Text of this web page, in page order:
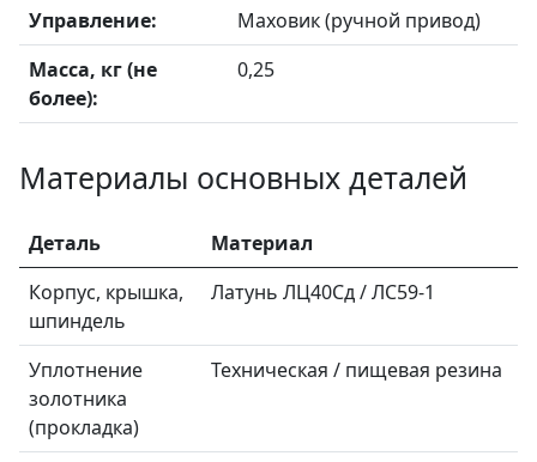
Управление:
Маховик (ручной привод)
Масса, кг (не
более):
0,25
Материалы основных деталей
Деталь
Материал
Корпус, крышка,
шпиндель
Латунь ЛЦ40Сд / ЛС59-1
Уплотнение
золотника
(прокладка)
Техническая / пищевая резина